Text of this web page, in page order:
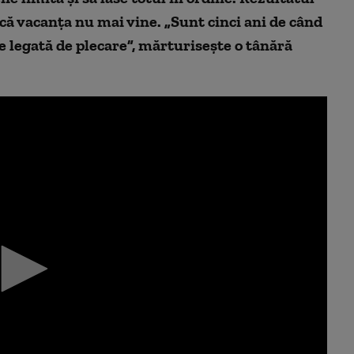
vacanța nu mai vine. „Sunt cinci ani de când
de plecare”, mărturisește o tânără